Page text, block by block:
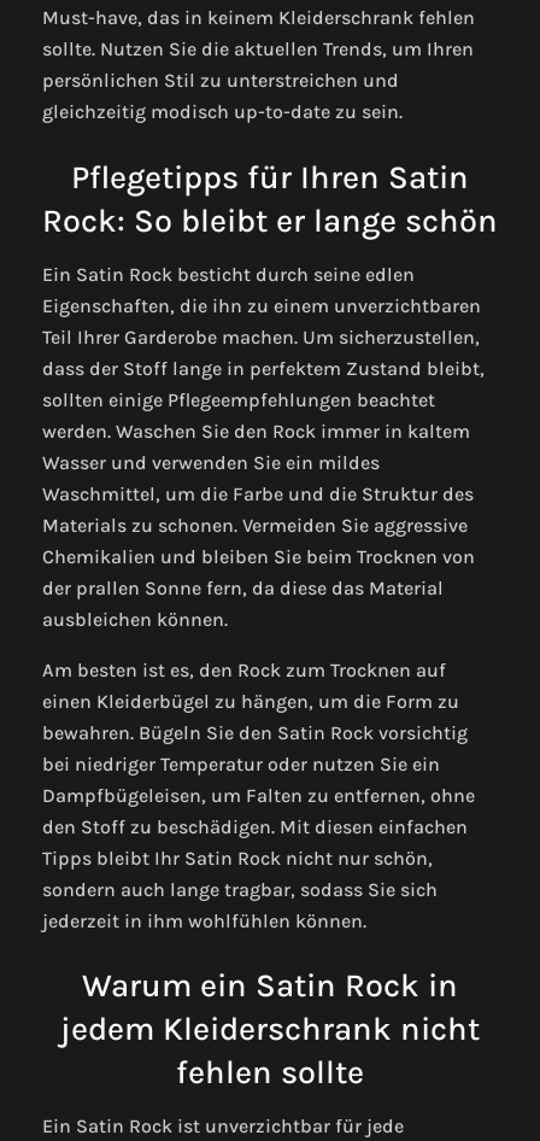
Must-have, das in keinem Kleiderschrank fehlen
sollte. Nutzen Sie die aktuellen Trends, um Ihren
persönlichen Stil zu unterstreichen und
gleichzeitig modisch up-to-date zu sein.
Pflegetipps für Ihren Satin
Rock: So bleibt er lange schön
Ein Satin Rock besticht durch seine edlen
Eigenschaften, die ihn zu einem unverzichtbaren
Teil Ihrer Garderobe machen. Um sicherzustellen,
dass der Stoff lange in perfektem Zustand bleibt,
sollten einige Pflegeempfehlungen beachtet
werden. Waschen Sie den Rock immer in kaltem
Wasser und verwenden Sie ein mildes
Waschmittel, um die Farbe und die Struktur des
Materials zu schonen. Vermeiden Sie aggressive
Chemikalien und bleiben Sie beim Trocknen von
der prallen Sonne fern, da diese das Material
ausbleichen können.
Am besten ist es, den Rock zum Trocknen auf
einen Kleiderbügel zu hängen, um die Form zu
bewahren. Bügeln Sie den Satin Rock vorsichtig
bei niedriger Temperatur oder nutzen Sie ein
Dampfbügeleisen, um Falten zu entfernen, ohne
den Stoff zu beschädigen. Mit diesen einfachen
Tipps bleibt Ihr Satin Rock nicht nur schön,
sondern auch lange tragbar, sodass Sie sich
jederzeit in ihm wohlfühlen können.
Warum ein Satin Rock in
jedem Kleiderschrank nicht
fehlen sollte
Ein Satin Rock ist unverzichtbar für jede